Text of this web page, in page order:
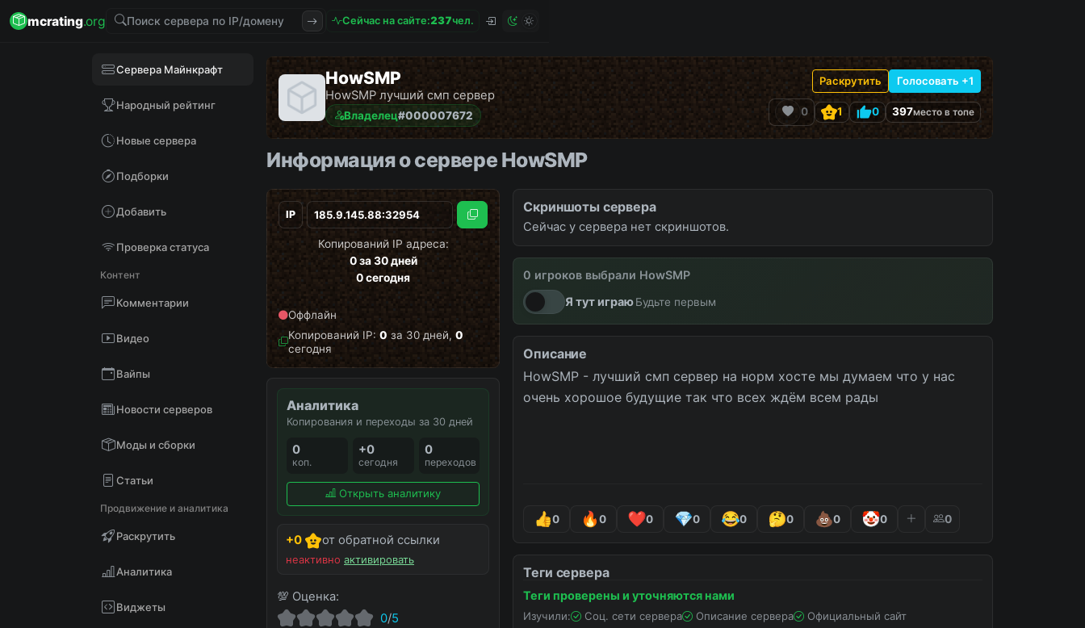
mcrating.org Сейчас на сайте:237чел.
Сервера Майнкрафт
Народный рейтинг
Новые сервера
Подборки
Добавить
Проверка статуса
Контент
Комментарии
Видео
Вайпы
Новости серверов
Моды и сборки
Статьи
Продвижение и аналитика
Раскрутить
Аналитика
Виджеты
HowSMP
HowSMP лучший смп сервер
Владелец#000007672
Раскрутить Голосовать +1
0 1 0 397место в топе
Информация о сервере HowSMP
IP
Скопировать
Копирований IP адреса:
0за 30 дней
0сегодня
Оффлайн
Копирований IP: 0 за 30 дней, 0
сегодня
Аналитика
Копирования и переходы за 30 дней
0
коп.
+0
сегодня
0
переходов
Открыть аналитику
+0 от обратной ссылки
неактивно активировать
💯 Оценка:
0/5
Скриншоты сервера
Сейчас у сервера нет скриншотов.
0 игроков выбрали HowSMP
Я тут играюБудьте первым
вайпы новости снова онлайн
Описание
HowSMP - лучший смп сервер на норм хосте мы думаем что у нас
очень хорошое будущие так что всех ждём всем рады
0 0 0 0 0 0 0 0 0
Теги сервера
Теги проверены и уточняются нами
Изучили: Соц. сети сервера Описание сервера Официальный сайт